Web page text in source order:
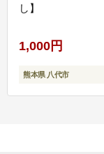
し】
1,000円
熊本県 八代市